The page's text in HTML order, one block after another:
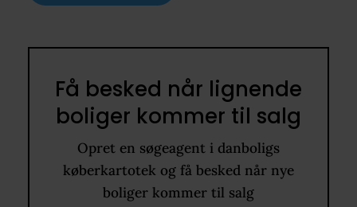
Få besked når lignende
boliger kommer til salg
Opret en søgeagent i danboligs
køberkartotek og få besked når nye
boliger kommer til salg